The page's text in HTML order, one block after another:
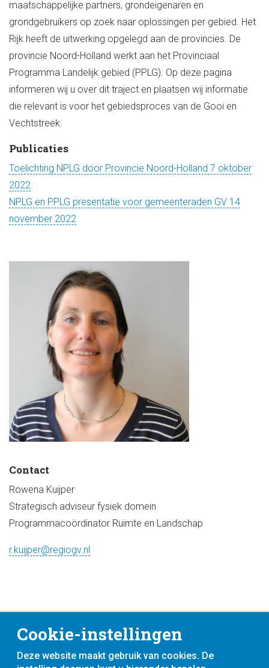
maatschappelijke partners, grondeigenaren en
grondgebruikers op zoek naar oplossingen per gebied. Het
Rijk heeft de uitwerking opgelegd aan de provincies. De
provincie Noord-Holland werkt aan het Provinciaal
Programma Landelijk gebied (PPLG). Op deze pagina
informeren wij u over dit traject en plaatsen wij informatie
die relevant is voor het gebiedsproces van de Gooi en
Vechtstreek.
Publicaties
Toelichting NPLG door Provincie Noord-Holland 7 oktober
2022
NPLG en PPLG presentatie voor gemeenteraden GV 14
november 2022
Contact
Rowena Kuijper
Strategisch adviseur fysiek domein
Programmacoördinator Ruimte en Landschap
r.kuijper@regiogv.nl
Cookie-instellingen
Deze website maakt gebruik van cookies. De